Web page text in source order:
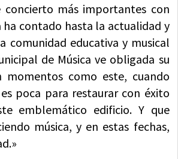
concierto más importantes con
ha contado hasta la actualidad y
comunidad educativa y musical
de Música ve obligada su
momentos como este, cuando
poca para restaurar con éxito
emblemático edificio. Y que
música, y en estas fechas,